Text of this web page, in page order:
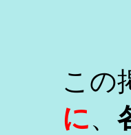
この
に、